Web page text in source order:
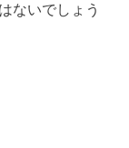
ないでしょう